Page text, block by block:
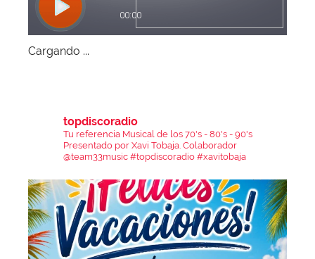
Cargando ...
topdiscoradio
Tu referencia Musical de los 70's - 80's - 90's
Presentado por Xavi Tobaja. Colaborador
@team33music #topdiscoradio #xavitobaja